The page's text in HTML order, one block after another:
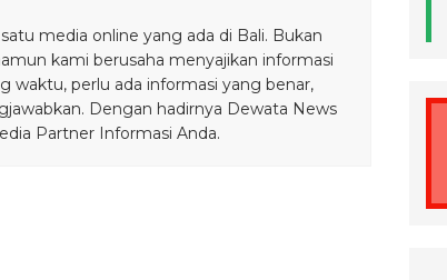
media online yang ada di Bali. Bukan
kami berusaha menyajikan informasi
waktu, perlu ada informasi yang benar,
Dengan hadirnya Dewata News
Partner Informasi Anda.